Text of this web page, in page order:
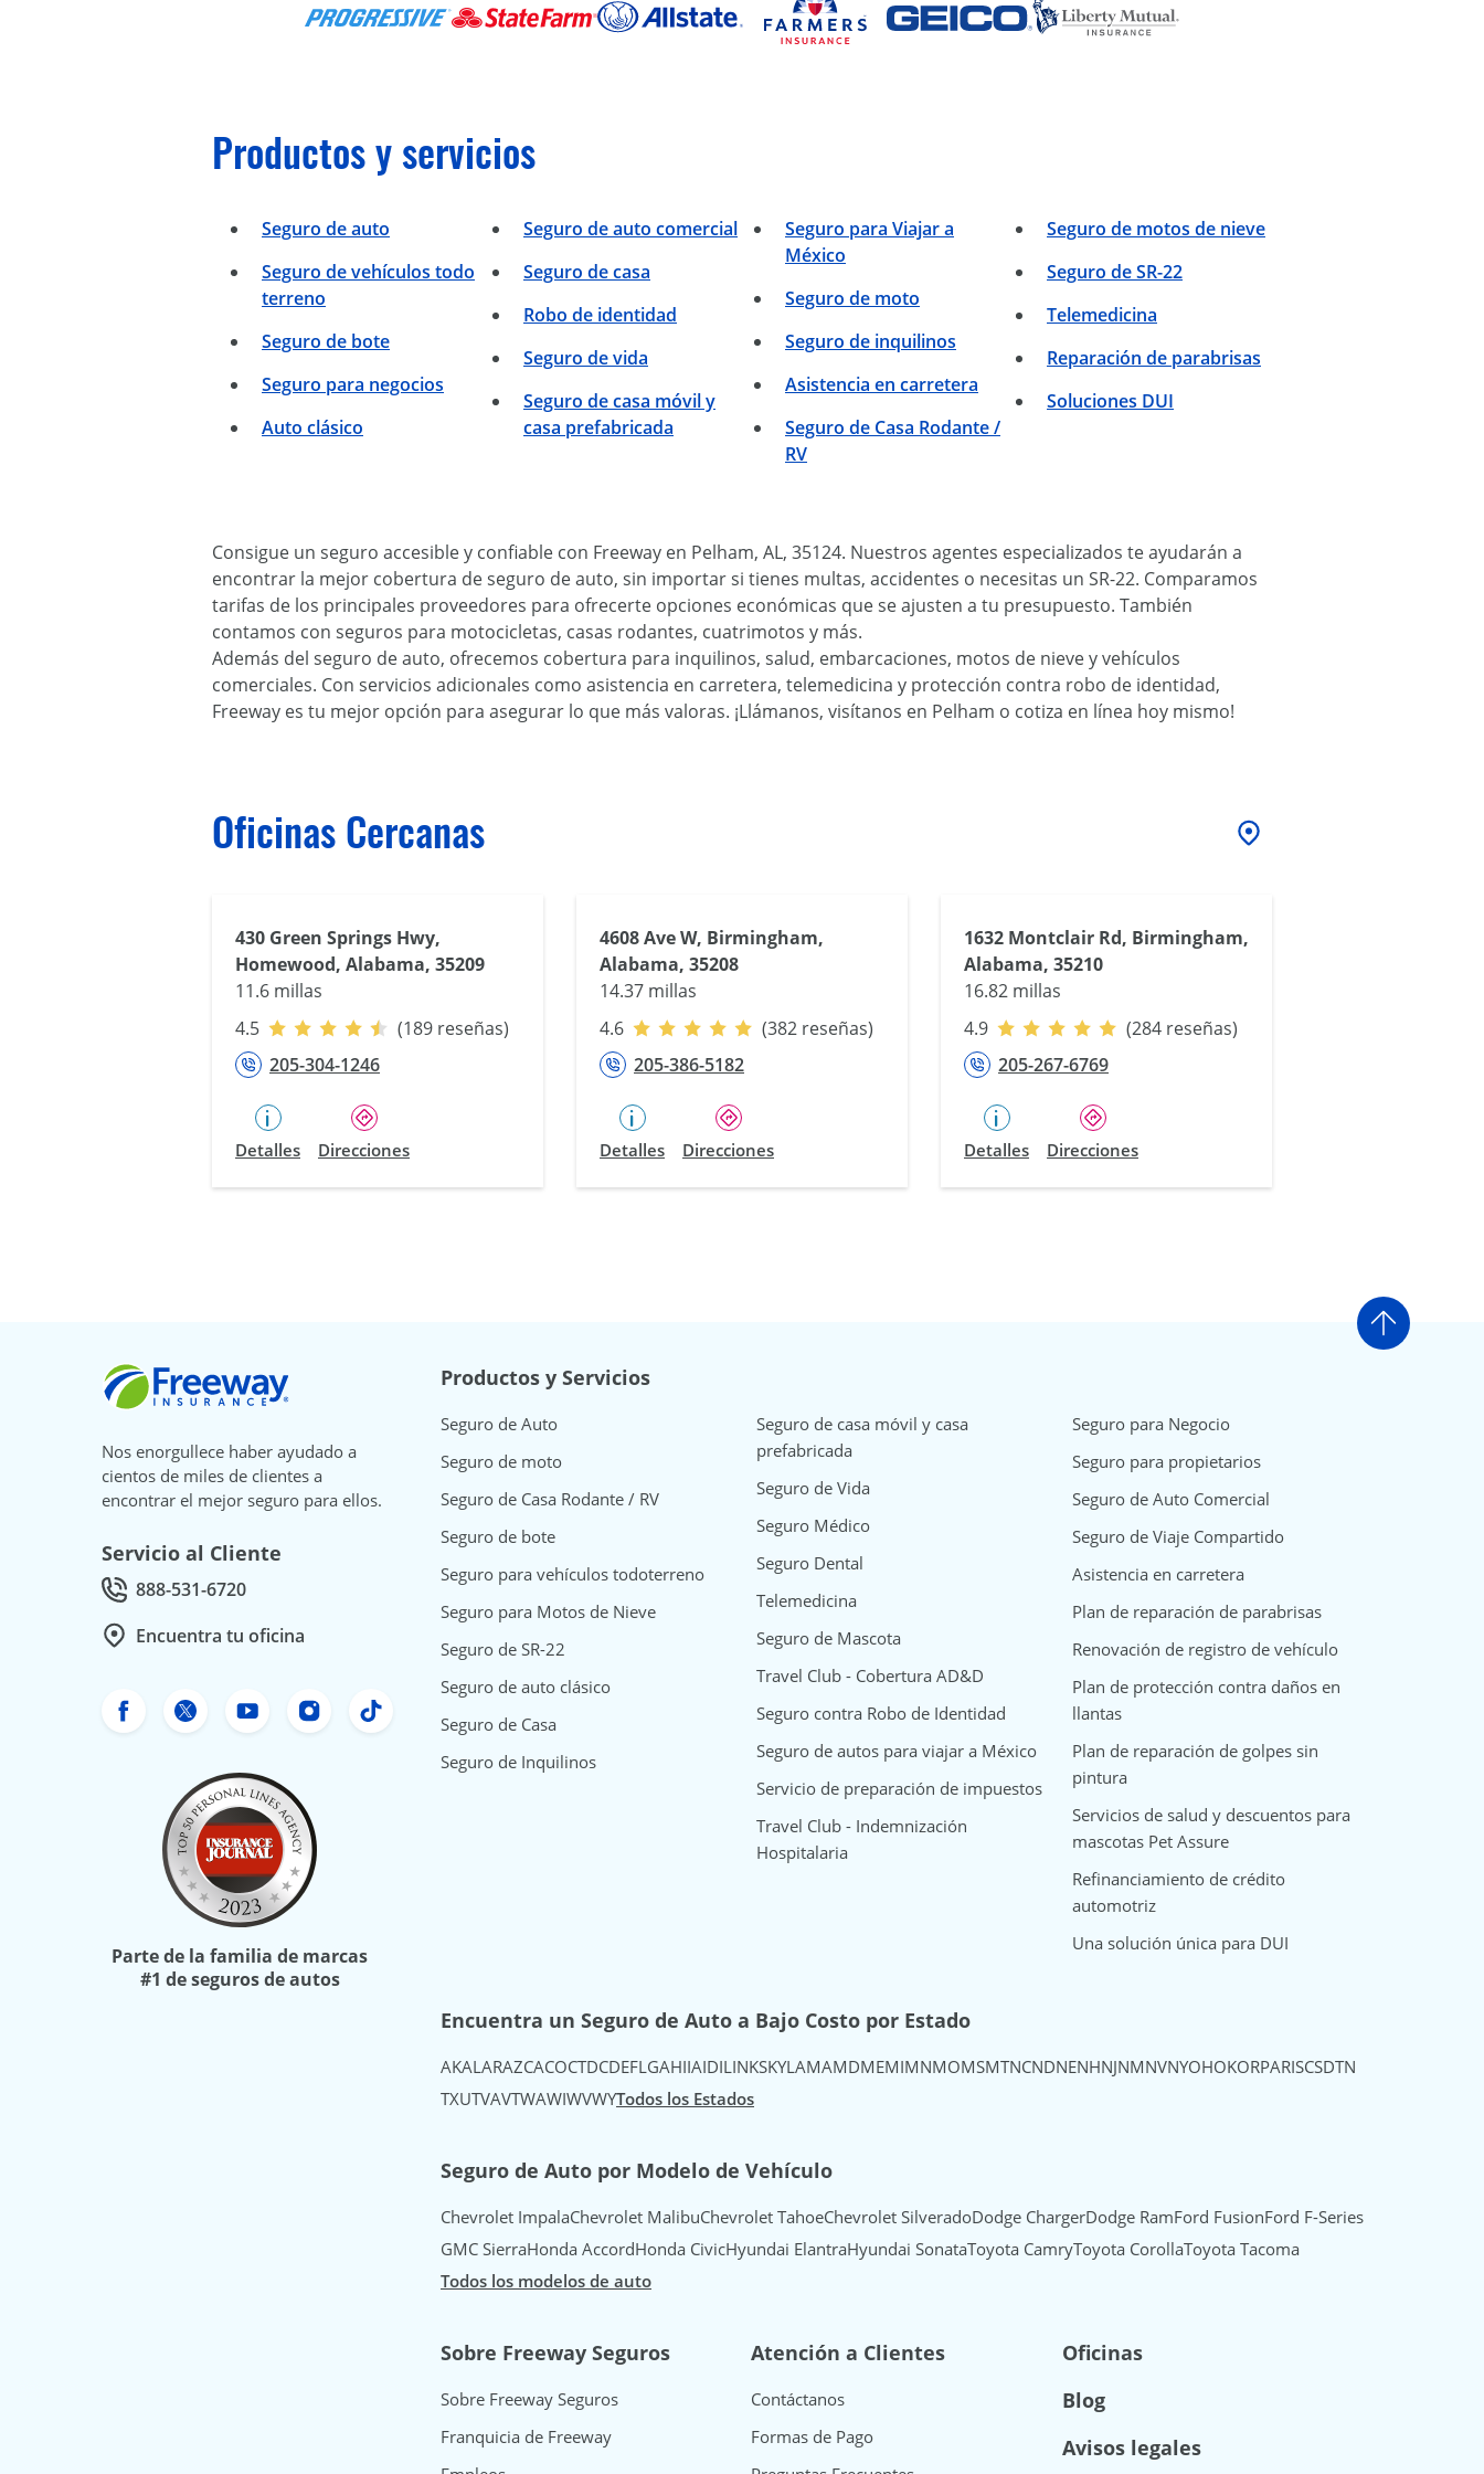
Productos y servicios
Seguro de auto
Seguro de vehículos todo
terreno
Seguro de bote
Seguro para negocios
Auto clásico
Seguro de auto comercial
Seguro de casa
Robo de identidad
Seguro de vida
Seguro de casa móvil y
casa prefabricada
Seguro para Viajar a
México
Seguro de moto
Seguro de inquilinos
Asistencia en carretera
Seguro de Casa Rodante /
RV
Seguro de motos de nieve
Seguro de SR-22
Telemedicina
Reparación de parabrisas
Soluciones DUI
Consigue un seguro accesible y confiable con Freeway en Pelham, AL, 35124. Nuestros agentes especializados te ayudarán a
encontrar la mejor cobertura de seguro de auto, sin importar si tienes multas, accidentes o necesitas un SR-22. Comparamos
tarifas de los principales proveedores para ofrecerte opciones económicas que se ajusten a tu presupuesto. También
contamos con seguros para motocicletas, casas rodantes, cuatrimotos y más.
Además del seguro de auto, ofrecemos cobertura para inquilinos, salud, embarcaciones, motos de nieve y vehículos
comerciales. Con servicios adicionales como asistencia en carretera, telemedicina y protección contra robo de identidad,
Freeway es tu mejor opción para asegurar lo que más valoras. ¡Llámanos, visítanos en Pelham o cotiza en línea hoy mismo!
Oficinas Cercanas
430 Green Springs Hwy,
Homewood, Alabama, 35209
11.6 millas
4.5
(189 reseñas)
205-304-1246
Detalles Direcciones
4608 Ave W, Birmingham,
Alabama, 35208
14.37 millas
4.6
(382 reseñas)
205-386-5182
Detalles Direcciones
1632 Montclair Rd, Birmingham,
Alabama, 35210
16.82 millas
4.9
(284 reseñas)
205-267-6769
Detalles Direcciones
Ir arriba
Freeway Insurance
Nos enorgullece haber ayudado a
cientos de miles de clientes a
encontrar el mejor seguro para ellos.
Servicio al Cliente
Call Customer service at
888-531-6720
Encuentra tu oficina
Facebook de Freeway Insurance
Twitter de Freeway Insurance
YouTube de Freeway Insurance
Instagram Freeway Insurance
TikTok Freeway Insurance
Parte de la familia de marcas
#1 de seguros de autos
Productos y Servicios
Seguro de Auto
Seguro de moto
Seguro de Casa Rodante / RV
Seguro de bote
Seguro para vehículos todoterreno
Seguro para Motos de Nieve
Seguro de SR-22
Seguro de auto clásico
Seguro de Casa
Seguro de Inquilinos
Seguro de casa móvil y casa
prefabricada
Seguro de Vida
Seguro Médico
Seguro Dental
Telemedicina
Seguro de Mascota
Travel Club - Cobertura AD&D
Seguro contra Robo de Identidad
Seguro de autos para viajar a México
Servicio de preparación de impuestos
Travel Club - Indemnización
Hospitalaria
Seguro para Negocio
Seguro para propietarios
Seguro de Auto Comercial
Seguro de Viaje Compartido
Asistencia en carretera
Plan de reparación de parabrisas
Renovación de registro de vehículo
Plan de protección contra daños en
llantas
Plan de reparación de golpes sin
pintura
Servicios de salud y descuentos para
mascotas Pet Assure
Refinanciamiento de crédito
automotriz
Una solución única para DUI
Encuentra un Seguro de Auto a Bajo Costo por Estado
AKALARAZCACOCTDCDEFLGAHIIAIDILINKSKYLAMAMDMEMIMNMOMSMTNCNDNENHNJNMNVNYOHOKORPARISCSDTN
TXUTVAVTWAWIWVWYTodos los Estados
Seguro de Auto por Modelo de Vehículo
Chevrolet ImpalaChevrolet MalibuChevrolet TahoeChevrolet SilveradoDodge ChargerDodge RamFord FusionFord F-Series
GMC SierraHonda AccordHonda CivicHyundai ElantraHyundai SonataToyota CamryToyota CorollaToyota Tacoma
Todos los modelos de auto
Sobre Freeway Seguros
Sobre Freeway Seguros
Franquicia de Freeway
Atención a Clientes
Contáctanos
Formas de Pago
Oficinas
Blog
Avisos legales